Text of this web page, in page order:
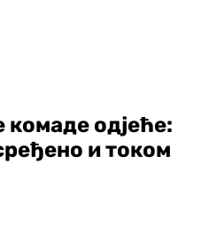
комаде одјеће:
и током